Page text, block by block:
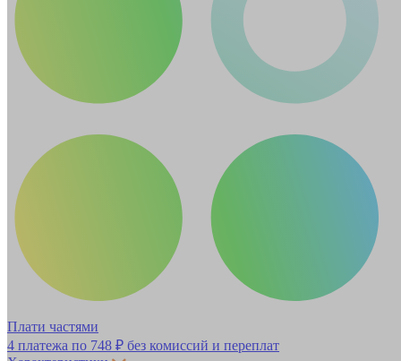
Плати частями
4 платежа по 748 ₽ без комиссий и переплат